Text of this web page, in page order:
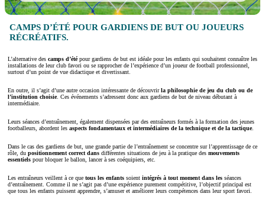
CAMPS D’ÉTÉ POUR GARDIENS DE BUT OU JOUEURS
RÉCRÉATIFS.
L’alternative des camps d’étépour gardiens de but est idéale pour les enfants qui souhaitent connaître les
installations de leur club favori ou se rapprocher de l’expérience d’un joueur de football professionnel,
surtout d’un point de vue didactique et divertissant.
En outre, il s’agit d’une autre occasion intéressante de découvrirla philosophie de jeu du club ou de
l’institution choisie. Ces événements s’adressent donc aux gardiens de but de niveau débutant à
intermédiaire.
Leurs séances d’entraînement, également dispensées par des entraîneurs formés à la formation des jeunes
footballeurs, abordent les aspects fondamentaux et intermédiaires de la technique et de la tactique.
Dans le cas des gardiens de but, une grande partie de l’entraînement se concentre sur l’apprentissage de ce
rôle, du positionnement correct dans différentes situations de jeu à la pratique des mouvements
essentiels pour bloquer le ballon, lancer à ses coéquipiers, etc.
Les entraîneurs veillent à ce que tous les enfants soient intégrés à tout moment dans les séances
d’entraînement. Comme il ne s’agit pas d’une expérience purement compétitive, l’objectif principal est
que tous les enfants puissent apprendre, s’amuser et améliorer leurs compétences dans leur sport favori.